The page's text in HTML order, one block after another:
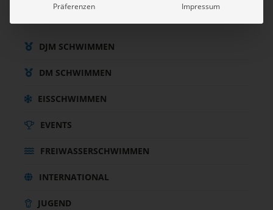
DJM SCHWIMMEN
DM SCHWIMMEN
EISSCHWIMMEN
EVENTS
FREIWASSERSCHWIMMEN
INTERNATIONAL
JUGEND
Präferenzen Impressum